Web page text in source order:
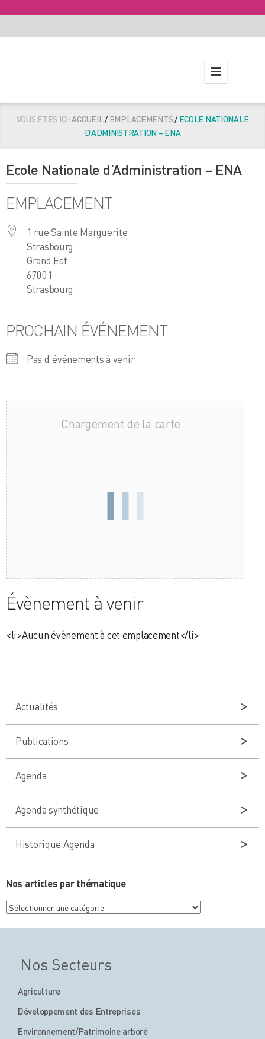
VOUS ETES ICI:ACCUEIL/EMPLACEMENTS/ECOLE NATIONALE
D’ADMINISTRATION – ENA
Ecole Nationale d’Administration – ENA
EMPLACEMENT
1 rue Sainte Marguerite
Strasbourg
Grand Est
67001
Strasbourg
PROCHAIN ÉVÉNEMENT
Pas d'événements à venir
Chargement de la carte…
Évènement à venir
<li>Aucun évènement à cet emplacement</li>
Actualités
Publications
Agenda
Agenda synthétique
Historique Agenda
Nos articles par thématique
Nos
articles
Nos Secteurs
Agriculture
Développement des Entreprises
Environnement/Patrimoine arboré